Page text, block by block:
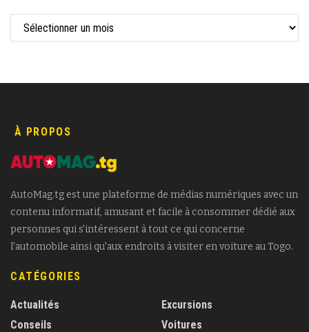
À PROPOS
AutoMag.tg est une plateforme de médias numériques avec un
contenu informatif, amusant et facile à consommer dédié aux
personnes qui s'intéressent à tout ce qui concerne
l'automobile ainsi qu'aux endroits à visiter en voiture au Togo.
CATÉGORIES
Actualités
Conseils
Excursions
Voitures